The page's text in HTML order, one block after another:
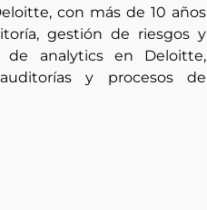
con más de 10 años
gestión de riesgos y
de analytics en Deloitte,
y procesos de